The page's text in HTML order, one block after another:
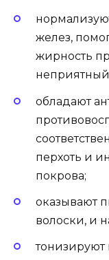
желез,
жирность
обладают
перхоть и
покрова;
оказывают
волоски, и